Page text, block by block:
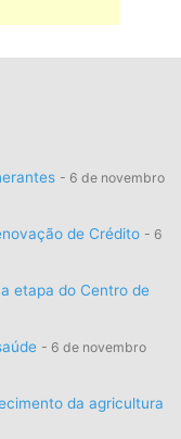
6 de novembro
de Crédito
6
etapa do Centro de
6 de novembro
da agricultura